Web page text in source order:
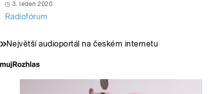
3. leden 2020
Radiofórum
Největší audioportál na českém internetu